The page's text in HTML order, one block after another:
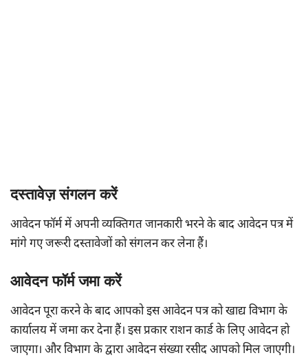
दस्तावेज़ संगलन करें
आवेदन फॉर्म में अपनी व्यक्तिगत जानकारी भरने के बाद आवेदन पत्र में
मांगे गए जरूरी दस्तावेजों को संगलन कर लेना हैं।
आवेदन फॉर्म जमा करें
आवेदन पूरा करने के बाद आपको इस आवेदन पत्र को खाद्य विभाग के
कार्यालय में जमा कर देना हैं। इस प्रकार राशन कार्ड के लिए आवेदन हो
जाएगा। और विभाग के द्वारा आवेदन संख्या रसीद आपको मिल जाएगी।